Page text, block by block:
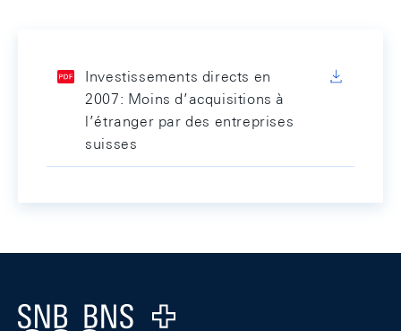
Investissements directs en
2007: Moins d’acquisitions à
l’étranger par des entreprises
suisses
Logo